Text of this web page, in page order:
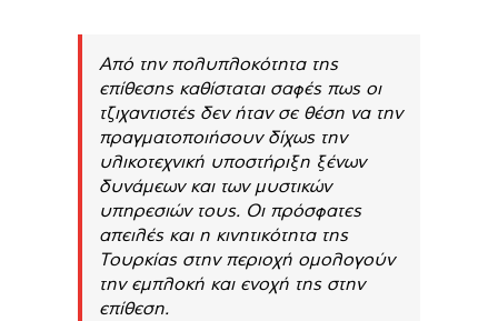
Από την πολυπλοκότητα της
επίθεσης καθίσταται σαφές πως οι
τζιχαντιστές δεν ήταν σε θέση να την
πραγματοποιήσουν δίχως την
υλικοτεχνική υποστήριξη ξένων
δυνάμεων και των μυστικών
υπηρεσιών τους. Οι πρόσφατες
απειλές και η κινητικότητα της
Τουρκίας στην περιοχή ομολογούν
την εμπλοκή και ενοχή της στην
επίθεση.